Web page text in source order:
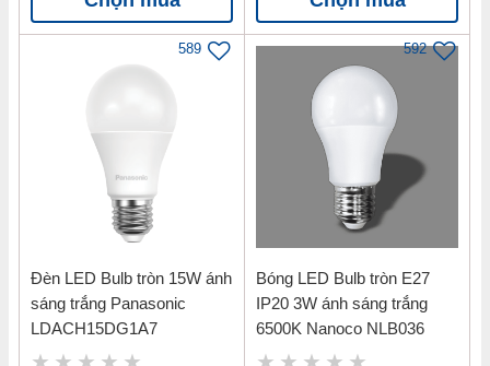
589
Đèn LED Bulb tròn 15W ánh
sáng trắng Panasonic
LDACH15DG1A7
592
Bóng LED Bulb tròn E27
IP20 3W ánh sáng trắng
6500K Nanoco NLB036